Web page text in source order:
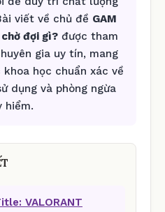
viết về chủ đề GAM
đợi gì? được tham
gia uy tín, mang
học chuẩn xác về
dụng và phòng ngừa
hiểm.
VALORANT